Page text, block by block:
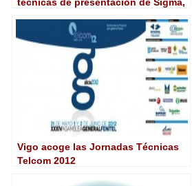
Vigo acoge las Jornadas Técnicas
Telcom 2012